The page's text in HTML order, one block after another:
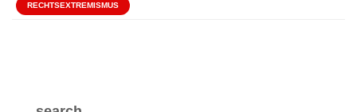
RECHTSEXTREMISMUS